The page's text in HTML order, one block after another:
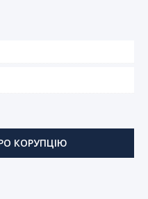
КОРУПЦІЮ